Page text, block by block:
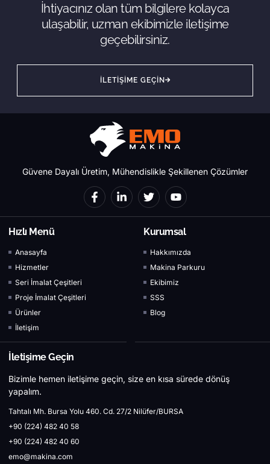
İhtiyacınız olan tüm bilgilere kolayca
ulaşabilir, uzman ekibimizle iletişime
geçebilirsiniz.
ILETIŞIME GEÇIN
Güvene Dayalı Üretim, Mühendislikle Şekillenen Çözümler
Hızlı Menü
Anasayfa
Hizmetler
Seri İmalat Çeşitleri
Proje İmalat Çeşitleri
Ürünler
İletişim
Kurumsal
Hakkımızda
Makina Parkuru
Ekibimiz
SSS
Blog
İletişime Geçin
Bizimle hemen iletişime geçin, size en kısa sürede dönüş
yapalım.
Tahtalı Mh. Bursa Yolu 460. Cd. 27/2 Nilüfer/BURSA
+90 (224) 482 40 58
+90 (224) 482 40 60
emo@makina.com